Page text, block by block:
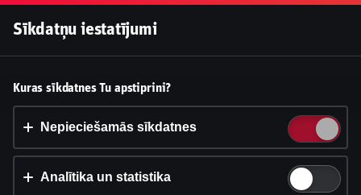
Vai pieņemt sīkdatnes?
Šī vietne izmanto 3 dažādu veidu sīkdatnes: obligāti
nepieciešamās, analītikas un statistikas, reklāmas.
Iestatījumi un informācija
Sīkdatņu iestatījumi
Kuras sīkdatnes Tu apstiprini?
Nepieciešamās sīkdatnes
Analītika un statistika